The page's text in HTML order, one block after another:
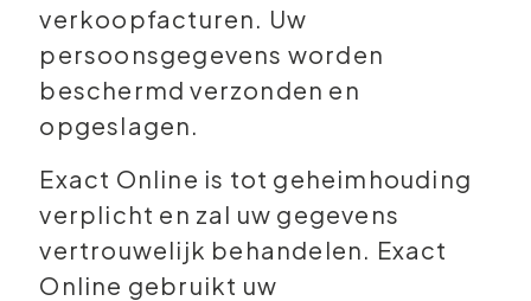
verkoopfacturen. Uw
persoonsgegevens worden
beschermd verzonden en
opgeslagen.
Exact Online is tot geheimhouding
verplicht en zal uw gegevens
vertrouwelijk behandelen. Exact
Online gebruikt uw